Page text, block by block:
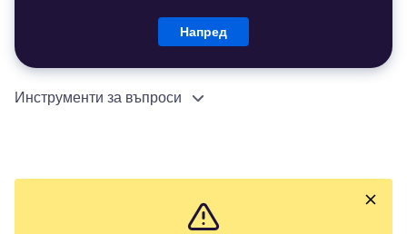
Напред
Инструменти за въпроси